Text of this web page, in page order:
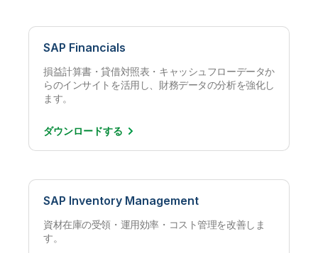
SAP Financials
損益計算書・貸借対照表・キャッシュフローデータか
らのインサイトを活用し、財務データの分析を強化し
ます。
ダウンロードする
SAP Inventory Management
資材在庫の受領・運用効率・コスト管理を改善しま
す。